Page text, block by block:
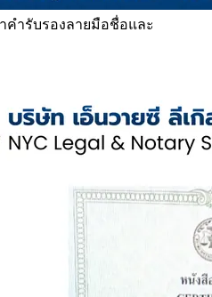
คำรับรองลายมือชื่อและ